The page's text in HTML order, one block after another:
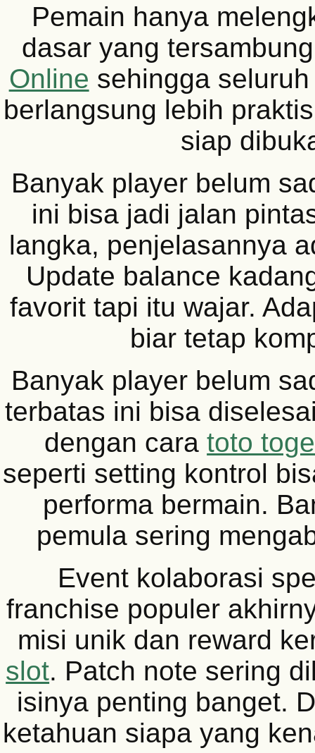
Pemain hanya
dasar yang
Online sehingga
berlangsung lebih
siap
Banyak player belum
ini bisa jadi jalan
langka, penjelasannya
Update balance
favorit tapi itu wajar.
biar tetap
Banyak player belum
terbatas ini bisa
dengan caratoto
seperti setting kontrol
performa bermain.
pemula sering
Event kolaborasi
franchise populer
misi unik dan reward
slot. Patch note sering
isinya penting banget.
ketahuan siapa yang